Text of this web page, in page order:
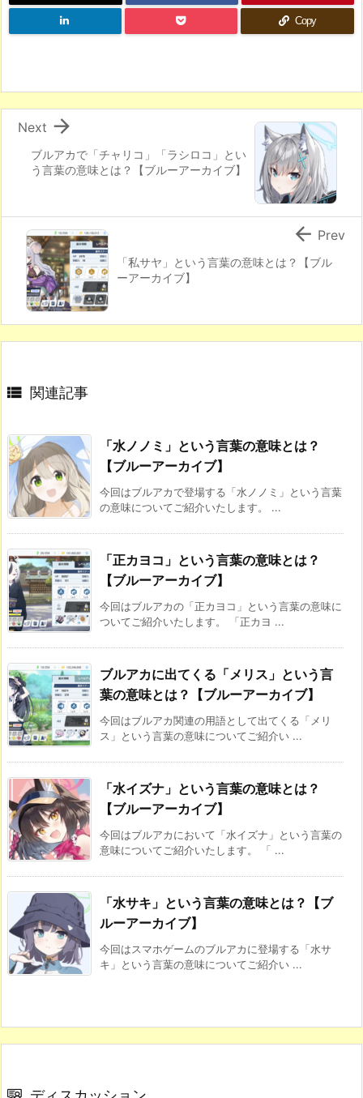
Copy
ブルアカで「チャリコ」「ラシロコ」とい
う言葉の意味とは？【ブルーアーカイブ】

Next
「私サヤ」という言葉の意味とは？【ブル
ーアーカイブ】
 Prev
 関連記事
「水ノノミ」という言葉の意味とは？
【ブルーアーカイブ】
今回はブルアカで登場する「水ノノミ」という言葉
の意味についてご紹介いたします。 ...
「正カヨコ」という言葉の意味とは？
【ブルーアーカイブ】
今回はブルアカの「正カヨコ」という言葉の意味に
ついてご紹介いたします。 「正カヨ ...
ブルアカに出てくる「メリス」という言
葉の意味とは？【ブルーアーカイブ】
今回はブルアカ関連の用語として出てくる「メリ
ス」という言葉の意味についてご紹介い ...
「水イズナ」という言葉の意味とは？
【ブルーアーカイブ】
今回はブルアカにおいて「水イズナ」という言葉の
意味についてご紹介いたします。 「 ...
「水サキ」という言葉の意味とは？【ブ
ルーアーカイブ】
今回はスマホゲームのブルアカに登場する「水サ
キ」という言葉の意味についてご紹介い ...